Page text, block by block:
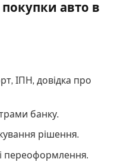
авто в
ІПН, довідка про
банку.
рішення.
переоформлення.